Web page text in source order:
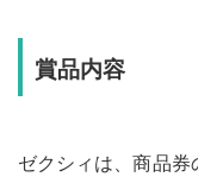
賞品内容
ゼクシィは、商品